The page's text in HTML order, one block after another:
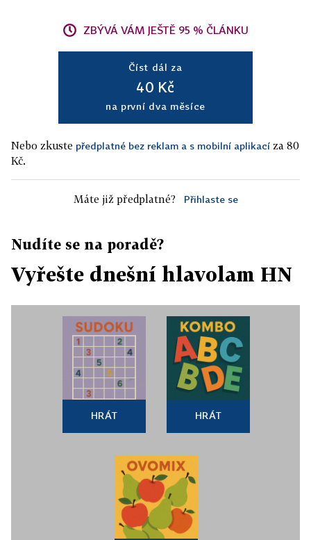
ZBÝVÁ VÁM JEŠTĚ 95 % ČLÁNKU
Číst dál za
40 Kč
na první dva měsíce
Nebo zkuste předplatné bez reklam a s mobilní aplikací za 80
Kč.
Máte již předplatné? Přihlaste se
Nudíte se na poradě?
Vyřešte dnešní hlavolam HN
HRÁT HRÁT